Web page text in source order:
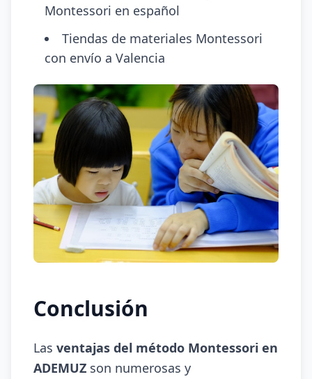
Montessori en español
Tiendas de materiales Montessori
con envío a Valencia
Conclusión
Las ventajas del método Montessori en
ADEMUZ son numerosas y